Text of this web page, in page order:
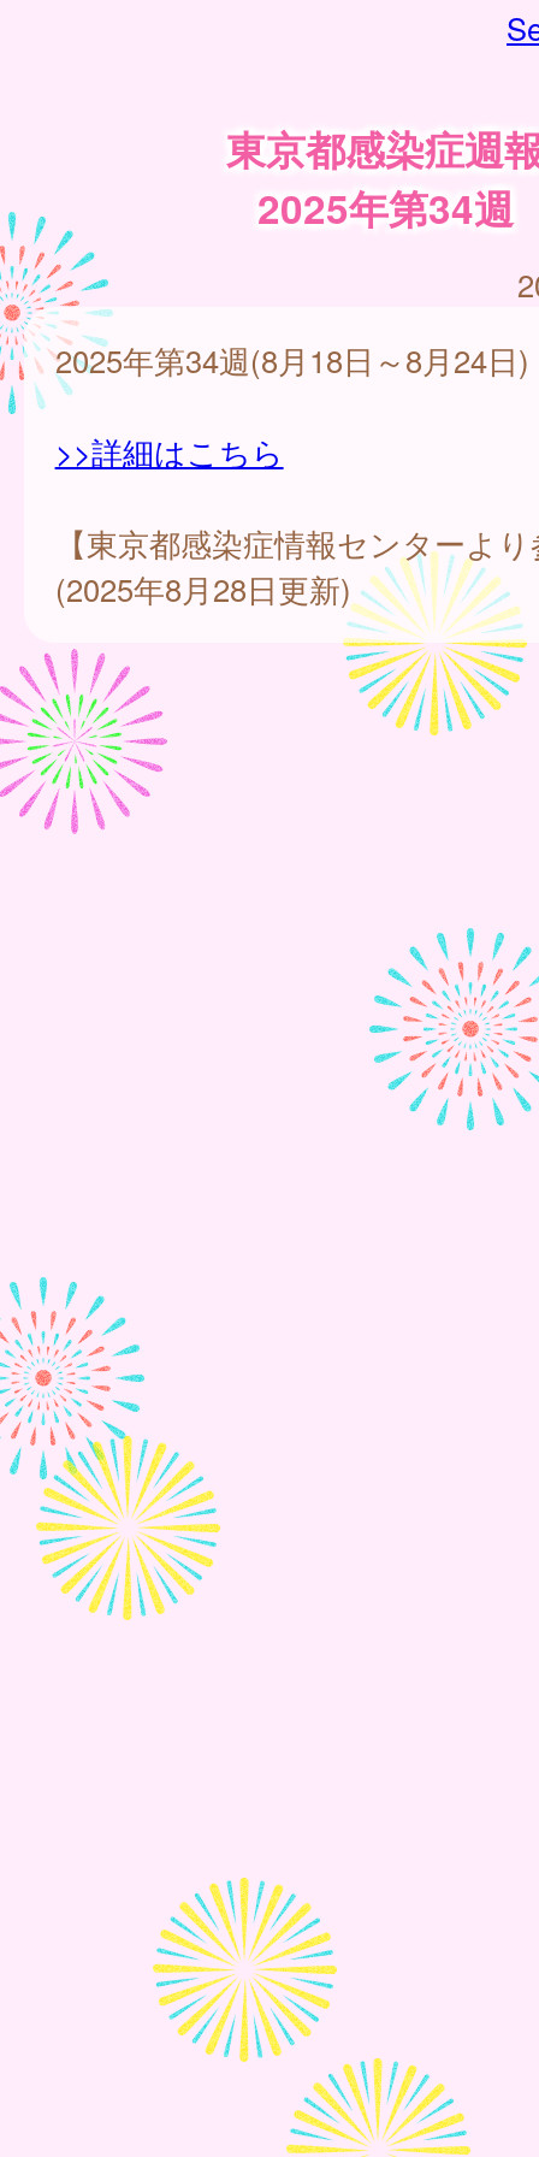
東京都感染症週
2025年第34週
2025年第34週(8月18日～8月24日)
>>詳細はこちら
【東京都感染症情報センターよ
(2025年8月28日更新)